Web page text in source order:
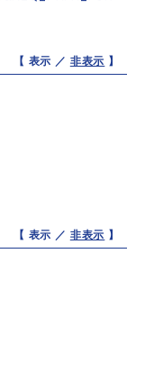
【 表示 ／ 非表示 】
【 表示 ／ 非表示 】